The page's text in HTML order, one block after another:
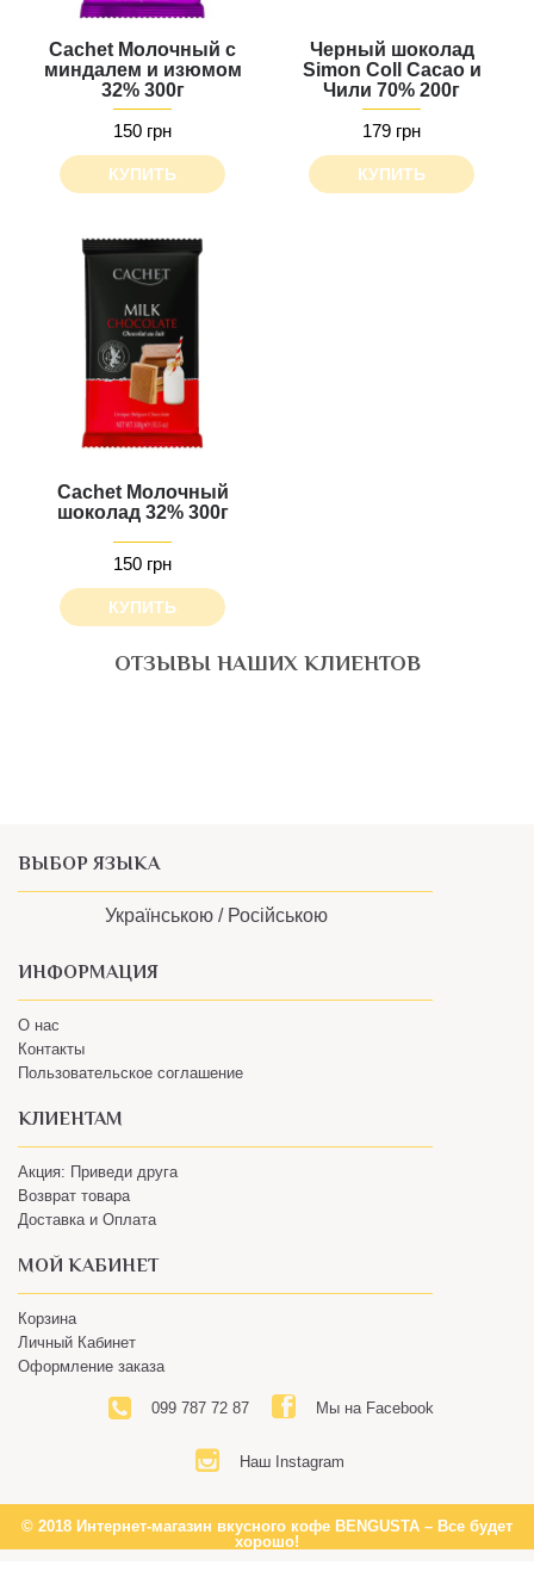
Cachet Молочный с
миндалем и изюмом
32% 300г
150 грн
КУПИТЬ
Черный шоколад
Simon Coll Cacao и
Чили 70% 200г
179 грн
КУПИТЬ
Cachet Молочный
шоколад 32% 300г
150 грн
КУПИТЬ
ОТЗЫВЫ НАШИХ КЛИЕНТОВ
ВЫБОР ЯЗЫКА
ИНФОРМАЦИЯ
Пользовательское соглашение
КЛИЕНТАМ
Акция: Приведи друга
Возврат товара
Доставка и Оплата
МОЙ КАБИНЕТ
Личный Кабинет
Оформление заказа